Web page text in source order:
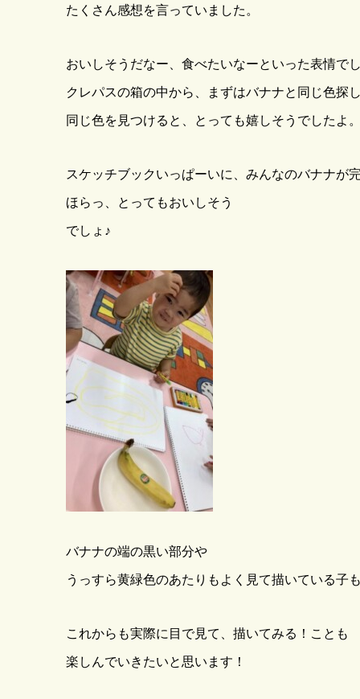
たくさん感想を言っていました。
おいしそうだなー、食べたいなーといった表情で
クレパスの箱の中から、まずはバナナと同じ色探
同じ色を見つけると、とっても嬉しそうでしたよ
スケッチブックいっぱーいに、みんなのバナナが
ほらっ、とってもおいしそう
でしょ♪
バナナの端の黒い部分や
うっすら黄緑色のあたりもよく見て描いている子
これからも実際に目で見て、描いてみる！ことも
楽しんでいきたいと思います！